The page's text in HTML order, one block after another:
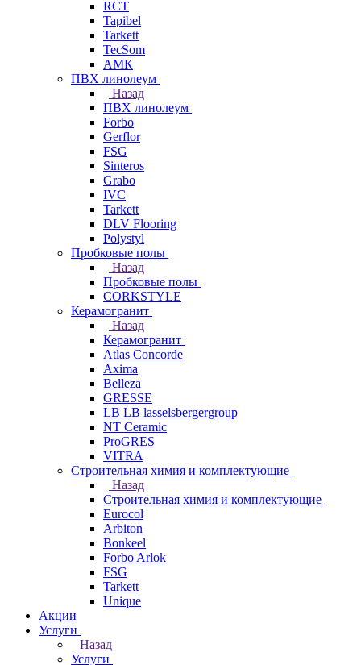
RCT
Tapibel
Tarkett
TecSom
АМК
ПВХ линолеум
Назад
ПВХ линолеум
Forbo
Gerflor
FSG
Sinteros
Grabo
IVC
Tarkett
DLV Flooring
Polystyl
Пробковые полы
Назад
Пробковые полы
CORKSTYLE
Керамогранит
Назад
Керамогранит
Atlas Concorde
Axima
Belleza
GRESSE
LB LB lasselsbergergroup
NT Ceramic
ProGRES
VITRA
Строительная химия и комплектующие
Назад
Строительная химия и комплектующие
Eurocol
Arbiton
Bonkeel
Forbo Arlok
FSG
Tarkett
Unique
Акции
Услуги
Назад
Услуги